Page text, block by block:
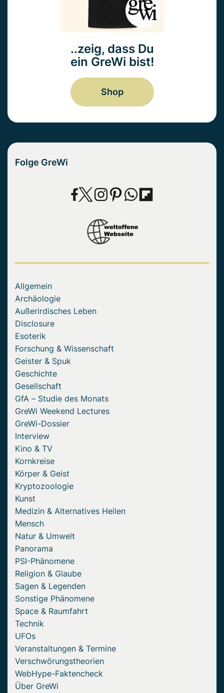
..zeig, dass Du
ein GreWi bist!
Shop
Folge GreWi
Allgemein
Archäologie
Außerirdisches Leben
Disclosure
Esoterik
Forschung & Wissenschaft
Geister & Spuk
Geschichte
Gesellschaft
GfA – Studie des Monats
GreWi Weekend Lectures
GreWi-Dossier
Interview
Kino & TV
Kornkreise
Körper & Geist
Kryptozoologie
Kunst
Medizin & Alternatives Heilen
Mensch
Natur & Umwelt
Panorama
PSI-Phänomene
Religion & Glaube
Sagen & Legenden
Sonstige Phänomene
Space & Raumfahrt
Technik
UFOs
Veranstaltungen & Termine
Verschwörungstheorien
WebHype-Faktencheck
Über GreWi